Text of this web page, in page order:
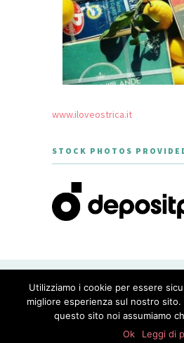
www.iloveostrica.it
STOCK PHOTOS
GOURMET - THEME
Utilizziamo i cookie per essere
migliore esperienza sul nostro
questo sito noi assumiamo
Ok
Leggi di